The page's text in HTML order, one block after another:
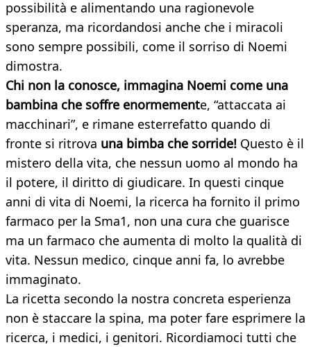
possibilità e alimentando una ragionevole
speranza, ma ricordandosi anche che i miracoli
sono sempre possibili, come il sorriso di Noemi
dimostra.
Chi non la conosce, immagina Noemi come una
bambina che soffre enormemente, “attaccata ai
macchinari”, e rimane esterrefatto quando di
fronte si ritrova una bimba che sorride! Questo è il
mistero della vita, che nessun uomo al mondo ha
il potere, il diritto di giudicare. In questi cinque
anni di vita di Noemi, la ricerca ha fornito il primo
farmaco per la Sma1, non una cura che guarisce
ma un farmaco che aumenta di molto la qualità di
vita. Nessun medico, cinque anni fa, lo avrebbe
immaginato.
La ricetta secondo la nostra concreta esperienza
non è staccare la spina, ma poter fare esprimere la
ricerca, i medici, i genitori. Ricordiamoci tutti che